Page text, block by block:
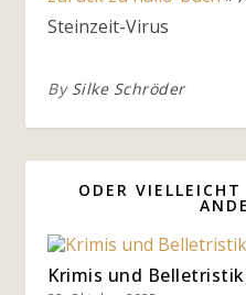
Steinzeit-Virus
By Silke Schröder
ODER
Krimis und